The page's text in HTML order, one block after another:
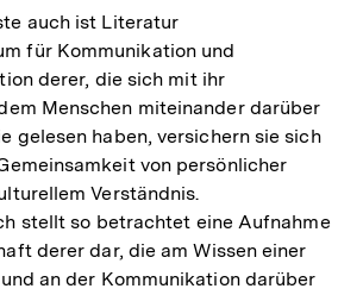
der
Fußnote
auch ist Literatur
für Kommunikation und
derer, die sich mit ihr
Menschen miteinander darüber
gelesen haben, versichern sie sich
von persönlicher
Verständnis.
stellt so betrachtet eine Aufnahme
derer dar, die am Wissen einer
an der Kommunikation darüber